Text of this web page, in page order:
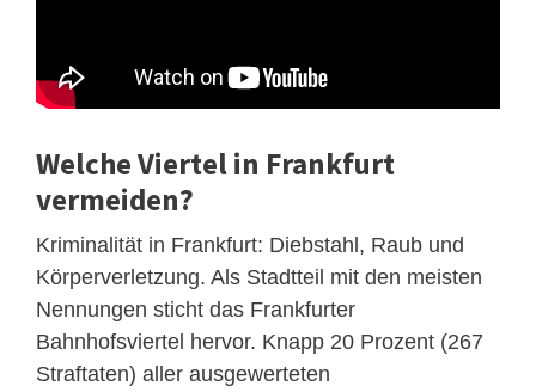
Welche Viertel in Frankfurt
vermeiden?
Kriminalität in Frankfurt: Diebstahl, Raub und
Körperverletzung. Als Stadtteil mit den meisten
Nennungen sticht das Frankfurter
Bahnhofsviertel hervor. Knapp 20 Prozent (267
Straftaten) aller ausgewerteten